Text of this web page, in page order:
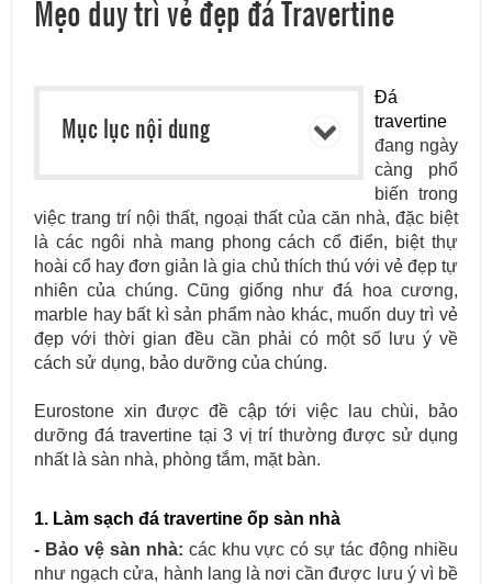
Mẹo duy trì vẻ đẹp đá Travertine
Mục lục nội dung
Đá
travertine
đang ngày
càng phổ
biến trong
việc trang trí nội thất, ngoại thất của căn nhà, đặc biệt
là các ngôi nhà mang phong cách cổ điển, biệt thự
hoài cổ hay đơn giản là gia chủ thích thú với vẻ đẹp tự
nhiên của chúng. Cũng giống như đá hoa cương,
marble hay bất kì sản phẩm nào khác, muốn duy trì vẻ
đẹp với thời gian đều cần phải có một số lưu ý về
cách sử dụng, bảo dưỡng của chúng.
Eurostone xin được đề cập tới việc lau chùi, bảo
dưỡng đá travertine tại 3 vị trí thường được sử dụng
nhất là sàn nhà, phòng tắm, mặt bàn.
1. Làm sạch đá travertine ốp sàn nhà
- Bảo vệ sàn nhà: các khu vực có sự tác động nhiều
như ngạch cửa, hành lang là nơi cần được lưu ý vì bề